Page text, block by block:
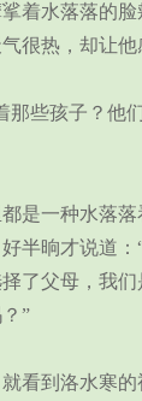
水落落的脸
很热，却让他
些孩子？他们
一种水落落
半晌才说道
了父母，我
”
到洛水寒的